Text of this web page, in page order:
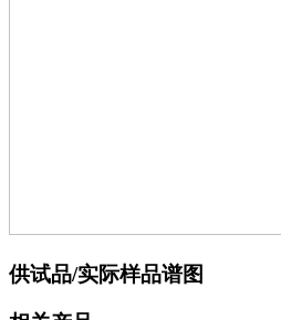
供试品/实际样品谱图